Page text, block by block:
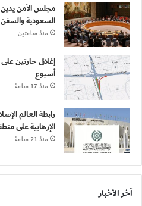
مجلس الأمن
السعودية والسفن
منذ ساعتين
إغلاق حارتين
أسبوع
منذ 17 ساعة
رابطة العالم
الإرهابية على
منذ 21 ساعة
آخر الأخبار